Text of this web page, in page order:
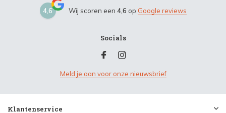
4,6 Wij scoren een 4,6 op Google reviews
Socials
Meld je aan voor onze nieuwsbrief
Klantenservice